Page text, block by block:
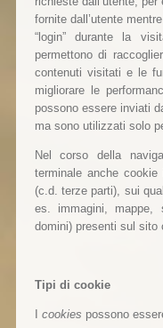
fornite dall’utente
“login” durante la
permettono di
contenuti visitati e le
migliorare le
possono essere inviati
ma sono utilizzati solo
Nel corso della
terminale anche
(c.d. terze parti), sui
es. immagini,
domini) presenti sul sito
Tipi di cookie
cookies possono